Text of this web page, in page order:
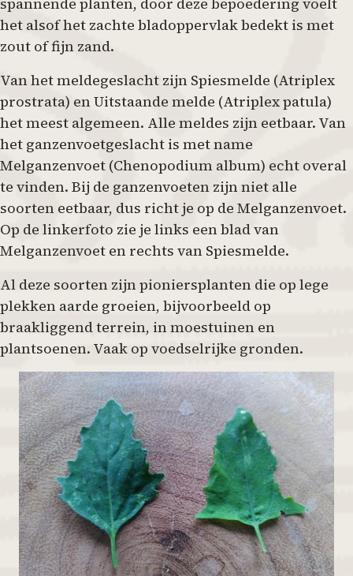
het alsof het zachte bladoppervlak bedekt is met
zout of fijn zand.
Van het meldegeslacht zijn Spiesmelde (Atriplex
prostrata) en Uitstaande melde (Atriplex patula)
het meest algemeen. Alle meldes zijn eetbaar. Van
het ganzenvoetgeslacht is met name
Melganzenvoet (Chenopodium album) echt overal
te vinden. Bij de ganzenvoeten zijn niet alle
soorten eetbaar, dus richt je op de Melganzenvoet.
Op de linkerfoto zie je links een blad van
Melganzenvoet en rechts van Spiesmelde.
Al deze soorten zijn pioniersplanten die op lege
plekken aarde groeien, bijvoorbeeld op
braakliggend terrein, in moestuinen en
plantsoenen. Vaak op voedselrijke gronden.